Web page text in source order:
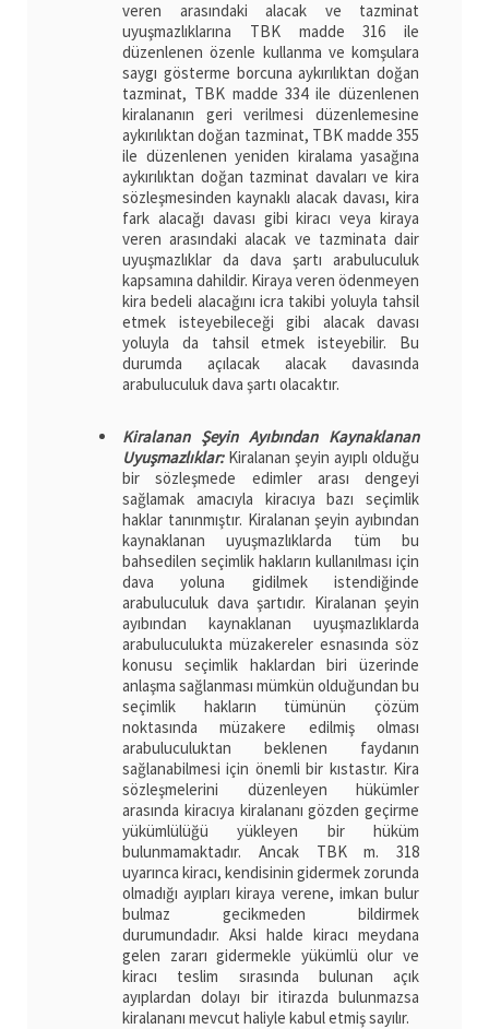
veren arasındaki alacak ve tazminat
uyuşmazlıklarına TBK madde 316 ile
düzenlenen özenle kullanma ve komşulara
saygı gösterme borcuna aykırılıktan doğan
tazminat, TBK madde 334 ile düzenlenen
kiralananın geri verilmesi düzenlemesine
aykırılıktan doğan tazminat, TBK madde 355
ile düzenlenen yeniden kiralama yasağına
aykırılıktan doğan tazminat davaları ve kira
sözleşmesinden kaynaklı alacak davası, kira
fark alacağı davası gibi kiracı veya kiraya
veren arasındaki alacak ve tazminata dair
uyuşmazlıklar da dava şartı arabuluculuk
kapsamına dahildir. Kiraya veren ödenmeyen
kira bedeli alacağını icra takibi yoluyla tahsil
etmek isteyebileceği gibi alacak davası
yoluyla da tahsil etmek isteyebilir. Bu
durumda açılacak alacak davasında
arabuluculuk dava şartı olacaktır.
Kiralanan Şeyin Ayıbından Kaynaklanan
Uyuşmazlıklar:Kiralanan şeyin ayıplı olduğu
bir sözleşmede edimler arası dengeyi
sağlamak amacıyla kiracıya bazı seçimlik
haklar tanınmıştır. Kiralanan şeyin ayıbından
kaynaklanan uyuşmazlıklarda tüm bu
bahsedilen seçimlik hakların kullanılması için
dava yoluna gidilmek istendiğinde
arabuluculuk dava şartıdır. Kiralanan şeyin
ayıbından kaynaklanan uyuşmazlıklarda
arabuluculukta müzakereler esnasında söz
konusu seçimlik haklardan biri üzerinde
anlaşma sağlanması mümkün olduğundan bu
seçimlik hakların tümünün çözüm
noktasında müzakere edilmiş olması
arabuluculuktan beklenen faydanın
sağlanabilmesi için önemli bir kıstastır. Kira
sözleşmelerini düzenleyen hükümler
arasında kiracıya kiralananı gözden geçirme
yükümlülüğü yükleyen bir hüküm
bulunmamaktadır. Ancak TBK m. 318
uyarınca kiracı, kendisinin gidermek zorunda
olmadığı ayıpları kiraya verene, imkan bulur
bulmaz gecikmeden bildirmek
durumundadır. Aksi halde kiracı meydana
gelen zararı gidermekle yükümlü olur ve
kiracı teslim sırasında bulunan açık
ayıplardan dolayı bir itirazda bulunmazsa
kiralananı mevcut haliyle kabul etmiş sayılır.